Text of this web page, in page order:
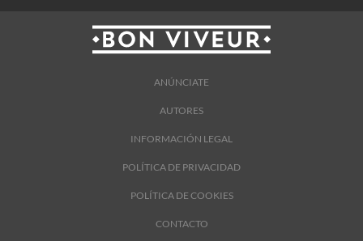
ANÚNCIATE
AUTORES
INFORMACIÓN LEGAL
POLÍTICA DE PRIVACIDAD
POLÍTICA DE COOKIES
CONTACTO